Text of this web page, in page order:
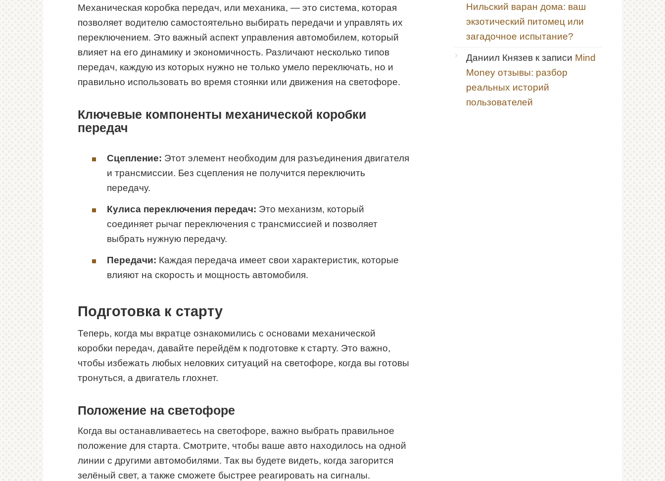
Механическая коробка передач, или механика, — это система, которая
позволяет водителю самостоятельно выбирать передачи и управлять их
переключением. Это важный аспект управления автомобилем, который
влияет на его динамику и экономичность. Различают несколько типов
передач, каждую из которых нужно не только умело переключать, но и
правильно использовать во время стоянки или движения на светофоре.
Ключевые компоненты механической коробки
передач
Сцепление: Этот элемент необходим для разъединения двигателя
и трансмиссии. Без сцепления не получится переключить
передачу.
Кулиса переключения передач: Это механизм, который
соединяет рычаг переключения с трансмиссией и позволяет
выбрать нужную передачу.
Передачи: Каждая передача имеет свои характеристик, которые
влияют на скорость и мощность автомобиля.
Подготовка к старту
Теперь, когда мы вкратце ознакомились с основами механической
коробки передач, давайте перейдём к подготовке к старту. Это важно,
чтобы избежать любых неловких ситуаций на светофоре, когда вы готовы
тронуться, а двигатель глохнет.
Положение на светофоре
Когда вы останавливаетесь на светофоре, важно выбрать правильное
положение для старта. Смотрите, чтобы ваше авто находилось на одной
линии с другими автомобилями. Так вы будете видеть, когда загорится
зелёный свет, а также сможете быстрее реагировать на сигналы.
Нильский варан дома: ваш
экзотический питомец или
загадочное испытание?
Даниил Князев к записи Mind
Money отзывы: разбор
реальных историй
пользователей